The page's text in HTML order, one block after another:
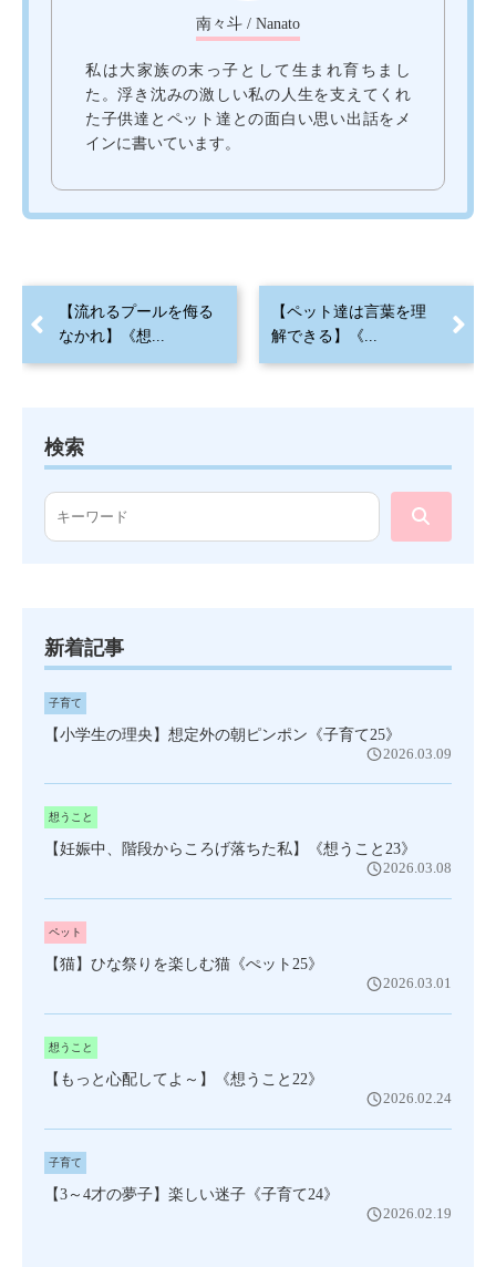
南々斗 / Nanato
私は大家族の末っ子として生まれ育ちまし
た。浮き沈みの激しい私の人生を支えてくれ
た子供達とペット達との面白い思い出話をメ
インに書いています。
【流れるプールを侮る
なかれ】《想...
【ペット達は言葉を理
解できる】《...
検索
新着記事
子育て
【小学生の理央】想定外の朝ピンポン《子育て25》
2026.03.09
想うこと
【妊娠中、階段からころげ落ちた私】《想うこと23》
2026.03.08
ペット
【猫】ひな祭りを楽しむ猫《ぺット25》
2026.03.01
想うこと
【もっと心配してよ～】《想うこと22》
2026.02.24
子育て
【3～4才の夢子】楽しい迷子《子育て24》
2026.02.19